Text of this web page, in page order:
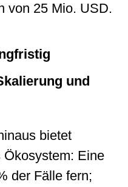
von 25 Mio. USD.
und
bietet
Ökosystem: Eine
der Fälle fern;